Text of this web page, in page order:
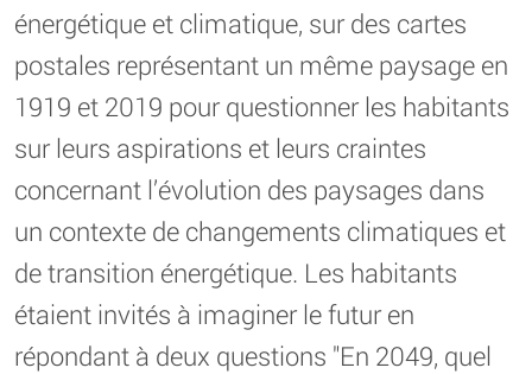
énergétique et climatique, sur des cartes
postales représentant un même paysage en
1919 et 2019 pour questionner les habitants
sur leurs aspirations et leurs craintes
concernant l’évolution des paysages dans
un contexte de changements climatiques et
de transition énergétique. Les habitants
étaient invités à imaginer le futur en
répondant à deux questions "En 2049, quel